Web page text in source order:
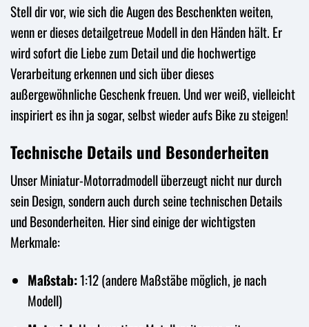
Stell dir vor, wie sich die Augen des Beschenkten weiten,
wenn er dieses detailgetreue Modell in den Händen hält. Er
wird sofort die Liebe zum Detail und die hochwertige
Verarbeitung erkennen und sich über dieses
außergewöhnliche Geschenk freuen. Und wer weiß, vielleicht
inspiriert es ihn ja sogar, selbst wieder aufs Bike zu steigen!
Technische Details und Besonderheiten
Unser Miniatur-Motorradmodell überzeugt nicht nur durch
sein Design, sondern auch durch seine technischen Details
und Besonderheiten. Hier sind einige der wichtigsten
Merkmale:
Maßstab:1:12 (andere Maßstäbe möglich, je nach
Modell)